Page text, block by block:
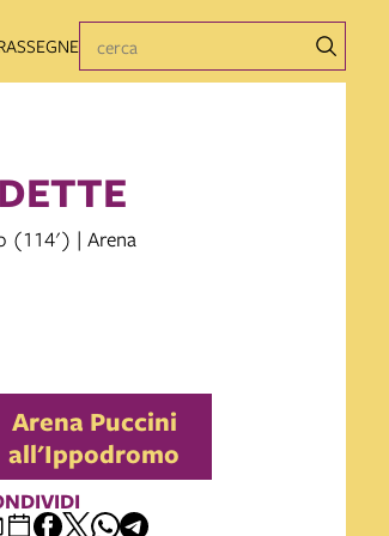
(114') | Arena
Arena Puccini
all'Ippodromo